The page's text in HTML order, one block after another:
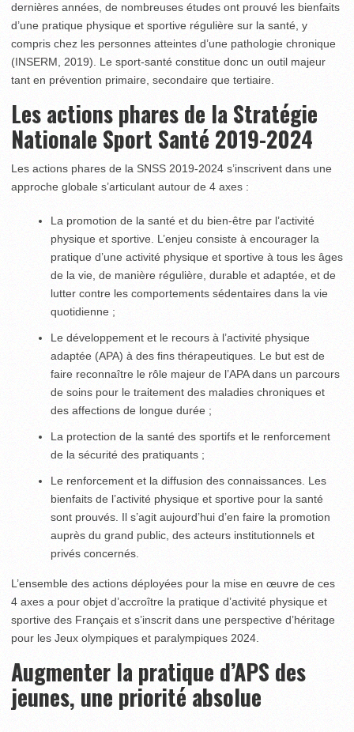
dernières années, de nombreuses études ont prouvé les bienfaits
d’une pratique physique et sportive régulière sur la santé, y
compris chez les personnes atteintes d’une pathologie chronique
(INSERM, 2019). Le sport-santé constitue donc un outil majeur
tant en prévention primaire, secondaire que tertiaire.
Les actions phares de la Stratégie
Nationale Sport Santé 2019-2024
Les actions phares de la SNSS 2019-2024 s’inscrivent dans une
approche globale s’articulant autour de 4 axes :
La promotion de la santé et du bien-être par l’activité
physique et sportive. L’enjeu consiste à encourager la
pratique d’une activité physique et sportive à tous les âges
de la vie, de manière régulière, durable et adaptée, et de
lutter contre les comportements sédentaires dans la vie
quotidienne ;
Le développement et le recours à l’activité physique
adaptée (APA) à des fins thérapeutiques. Le but est de
faire reconnaître le rôle majeur de l’APA dans un parcours
de soins pour le traitement des maladies chroniques et
des affections de longue durée ;
La protection de la santé des sportifs et le renforcement
de la sécurité des pratiquants ;
Le renforcement et la diffusion des connaissances. Les
bienfaits de l’activité physique et sportive pour la santé
sont prouvés. Il s’agit aujourd’hui d’en faire la promotion
auprès du grand public, des acteurs institutionnels et
privés concernés.
L’ensemble des actions déployées pour la mise en œuvre de ces
4 axes a pour objet d’accroître la pratique d’activité physique et
sportive des Français et s’inscrit dans une perspective d’héritage
pour les Jeux olympiques et paralympiques 2024.
Augmenter la pratique d’APS des
jeunes, une priorité absolue